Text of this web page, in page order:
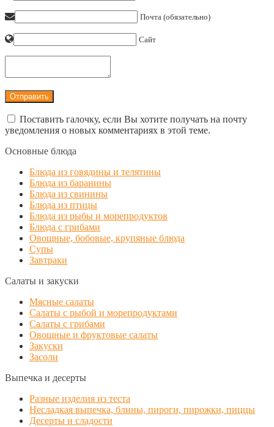
Почта (обязательно)
Сайт
Поставить галочку, если Вы хотите получать на почту
уведомления о новых комментариях в этой теме.
Основные блюда
Блюда из говядины и телятины
Блюда из баранины
Блюда из свинины
Блюда из птицы
Блюда из рыбы и морепродуктов
Блюда с грибами
Овощные, бобовые, крупяные блюда
Супы
Завтраки
Салаты и закуски
Мясные салаты
Салаты с рыбой и морепродуктами
Салаты с грибами
Овощные и фруктовые салаты
Закуски
Засоли
Выпечка и десерты
Разные изделия из теста
Несладкая выпечка, блины, пироги, пирожки, пиццы
Десерты и сладости